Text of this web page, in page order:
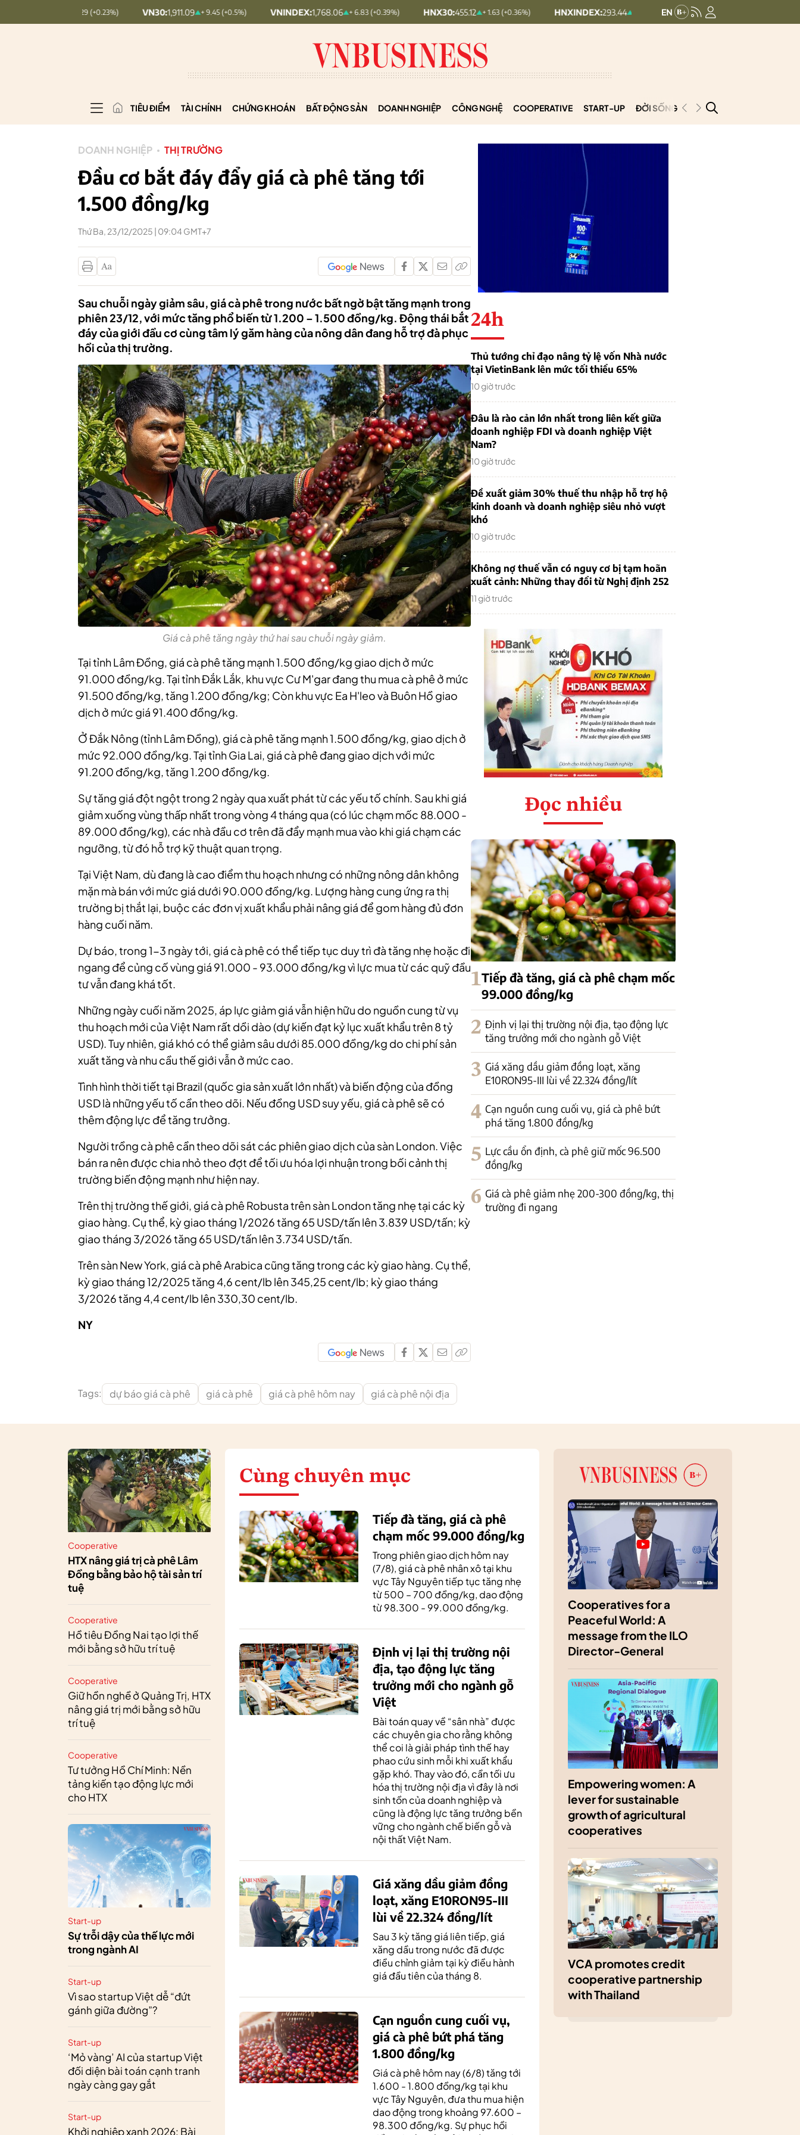
VN30: 1,911.09 + 9.45 (+0.5%) VNINDEX: 1,768.06 + 6.83 (+0.39%) HNX30: 455.12 + 1.63 (+0.36%) HNXINDEX: 293.44 + 0.25 (+0.09%) UPCOMINDEX:
TIÊU ĐIỂM TÀI CHÍNH CHỨNG KHOÁN BẤT ĐỘNG SẢN DOANH NGHIỆP CÔNG NGHỆ COOPERATIVE START-UP ĐỜI SỐNG PODCAST
DOANH NGHIỆP THỊ TRƯỜNG
Đầu cơ bắt đáy đẩy giá cà phê tăng tới
1.500 đồng/kg
Thứ Ba, 23/12/2025 | 09:04 GMT+7
Sau chuỗi ngày giảm sâu, giá cà phê trong nước bất ngờ bật tăng mạnh trong
phiên 23/12, với mức tăng phổ biến từ 1.200 – 1.500 đồng/kg. Động thái bắt
đáy của giới đầu cơ cùng tâm lý găm hàng của nông dân đang hỗ trợ đà phục
hồi của thị trường.
Giá cà phê tăng ngày thứ hai sau chuỗi ngày giảm.
Tại tỉnh Lâm Đồng, giá cà phê tăng mạnh 1.500 đồng/kg giao dịch ở mức
91.000 đồng/kg. Tại tỉnh Đắk Lắk, khu vực Cư M'gar đang thu mua cà phê ở mức
91.500 đồng/kg, tăng 1.200 đồng/kg; Còn khu vực Ea H'leo và Buôn Hồ giao
dịch ở mức giá 91.400 đồng/kg.
Ở Đắk Nông (tỉnh Lâm Đồng), giá cà phê tăng mạnh 1.500 đồng/kg, giao dịch ở
mức 92.000 đồng/kg. Tại tỉnh Gia Lai, giá cà phê đang giao dịch với mức
91.200 đồng/kg, tăng 1.200 đồng/kg.
Sự tăng giá đột ngột trong 2 ngày qua xuất phát từ các yếu tố chính. Sau khi giá
giảm xuống vùng thấp nhất trong vòng 4 tháng qua (có lúc chạm mốc 88.000 -
89.000 đồng/kg), các nhà đầu cơ trên đã đẩy mạnh mua vào khi giá chạm các
ngưỡng, từ đó hỗ trợ kỹ thuật quan trọng.
Tại Việt Nam, dù đang là cao điểm thu hoạch nhưng có những nông dân không
mặn mà bán với mức giá dưới 90.000 đồng/kg. Lượng hàng cung ứng ra thị
trường bị thắt lại, buộc các đơn vị xuất khẩu phải nâng giá để gom hàng đủ đơn
hàng cuối năm.
Dự báo, trong 1-3 ngày tới, giá cà phê có thể tiếp tục duy trì đà tăng nhẹ hoặc đi
ngang để củng cố vùng giá 91.000 - 93.000 đồng/kg vì lực mua từ các quỹ đầu
tư vẫn đang khá tốt.
Những ngày cuối năm 2025, áp lực giảm giá vẫn hiện hữu do nguồn cung từ vụ
thu hoạch mới của Việt Nam rất dồi dào (dự kiến đạt kỷ lục xuất khẩu trên 8 tỷ
USD). Tuy nhiên, giá khó có thể giảm sâu dưới 85.000 đồng/kg do chi phí sản
xuất tăng và nhu cầu thế giới vẫn ở mức cao.
Tình hình thời tiết tại Brazil (quốc gia sản xuất lớn nhất) và biến động của đồng
USD là những yếu tố cần theo dõi. Nếu đồng USD suy yếu, giá cà phê sẽ có
thêm động lực để tăng trưởng.
Người trồng cà phê cần theo dõi sát các phiên giao dịch của sàn London. Việc
bán ra nên được chia nhỏ theo đợt để tối ưu hóa lợi nhuận trong bối cảnh thị
trường biến động mạnh như hiện nay.
Trên thị trường thế giới, giá cà phê Robusta trên sàn London tăng nhẹ tại các kỳ
giao hàng. Cụ thể, kỳ giao tháng 1/2026 tăng 65 USD/tấn lên 3.839 USD/tấn; kỳ
giao tháng 3/2026 tăng 65 USD/tấn lên 3.734 USD/tấn.
Trên sàn New York, giá cà phê Arabica cũng tăng trong các kỳ giao hàng. Cụ thể,
kỳ giao tháng 12/2025 tăng 4,6 cent/lb lên 345,25 cent/lb; kỳ giao tháng
3/2026 tăng 4,4 cent/lb lên 330,30 cent/lb.
NY
Tags: dự báo giá cà phê giá cà phê giá cà phê hôm nay giá cà phê nội địa
24h
Thủ tướng chỉ đạo nâng tỷ lệ vốn Nhà nước
tại VietinBank lên mức tối thiểu 65%
10 giờ trước
Đâu là rào cản lớn nhất trong liên kết giữa
doanh nghiệp FDI và doanh nghiệp Việt
Nam?
10 giờ trước
Đề xuất giảm 30% thuế thu nhập hỗ trợ hộ
kinh doanh và doanh nghiệp siêu nhỏ vượt
khó
10 giờ trước
Không nợ thuế vẫn có nguy cơ bị tạm hoãn
xuất cảnh: Những thay đổi từ Nghị định 252
11 giờ trước
Đọc nhiều
1Tiếp đà tăng, giá cà phê chạm mốc
99.000 đồng/kg
2 Định vị lại thị trường nội địa, tạo động lực
tăng trưởng mới cho ngành gỗ Việt
3 Giá xăng dầu giảm đồng loạt, xăng
E10RON95-III lùi về 22.324 đồng/lít
4 Cạn nguồn cung cuối vụ, giá cà phê bứt
phá tăng 1.800 đồng/kg
5 Lực cầu ổn định, cà phê giữ mốc 96.500
đồng/kg
6 Giá cà phê giảm nhẹ 200-300 đồng/kg, thị
trường đi ngang
Cooperative
HTX nâng giá trị cà phê Lâm
Đồng bằng bảo hộ tài sản trí
tuệ
Cooperative
Hồ tiêu Đồng Nai tạo lợi thế
mới bằng sở hữu trí tuệ
Cooperative
Giữ hồn nghề ở Quảng Trị, HTX
nâng giá trị mới bằng sở hữu
trí tuệ
Cooperative
Tư tưởng Hồ Chí Minh: Nền
tảng kiến tạo động lực mới
cho HTX
Start-up
Sự trỗi dậy của thế lực mới
trong ngành AI
Start-up
Vì sao startup Việt dễ “đứt
gánh giữa đường”?
Start-up
‘Mỏ vàng’ AI của startup Việt
đối diện bài toán cạnh tranh
ngày càng gay gắt
Start-up
Khởi nghiệp xanh 2026: Bài
Cùng chuyên mục
Tiếp đà tăng, giá cà phê
chạm mốc 99.000 đồng/kg
Trong phiên giao dịch hôm nay
(7/8), giá cà phê nhân xô tại khu
vực Tây Nguyên tiếp tục tăng nhẹ
từ 500 – 700 đồng/kg, dao động
từ 98.300 - 99.000 đồng/kg.
Định vị lại thị trường nội
địa, tạo động lực tăng
trưởng mới cho ngành gỗ
Việt
Bài toán quay về “sân nhà” được
các chuyên gia cho rằng không
thể coi là giải pháp tình thế hay
phao cứu sinh mỗi khi xuất khẩu
gặp khó. Thay vào đó, cần tối ưu
hóa thị trường nội địa vì đây là nơi
sinh tồn của doanh nghiệp và
cũng là động lực tăng trưởng bền
vững cho ngành chế biến gỗ và
nội thất Việt Nam.
Giá xăng dầu giảm đồng
loạt, xăng E10RON95-III
lùi về 22.324 đồng/lít
Sau 3 kỳ tăng giá liên tiếp, giá
xăng dầu trong nước đã được
điều chỉnh giảm tại kỳ điều hành
giá đầu tiên của tháng 8.
Cạn nguồn cung cuối vụ,
giá cà phê bứt phá tăng
1.800 đồng/kg
Giá cà phê hôm nay (6/8) tăng tới
1.600 - 1.800 đồng/kg tại khu
vực Tây Nguyên, đưa thu mua hiện
dao động trong khoảng 97.600 –
98.300 đồng/kg. Sự phục hồi
Cooperatives for a
Peaceful World: A
message from the ILO
Director-General
Empowering women: A
lever for sustainable
growth of agricultural
cooperatives
VCA promotes credit
cooperative partnership
with Thailand